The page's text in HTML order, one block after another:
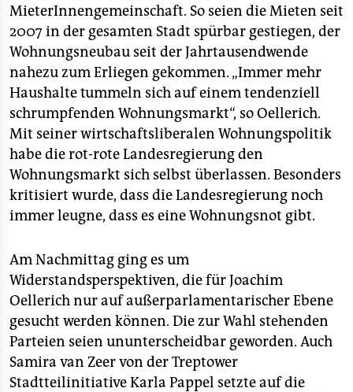
MieterInnengemeinschaft. So seien die Mieten seit
2007 in der gesamten Stadt spürbar gestiegen, der
Wohnungsneubau seit der Jahrtausendwende
nahezu zum Erliegen gekommen. „Immer mehr
Haushalte tummeln sich auf einem tendenziell
schrumpfenden Wohnungsmarkt“, so Oellerich.
Mit seiner wirtschaftsliberalen Wohnungspolitik
habe die rot-rote Landesregierung den
Wohnungsmarkt sich selbst überlassen. Besonders
kritisiert wurde, dass die Landesregierung noch
immer leugne, dass es eine Wohnungsnot gibt.
Am Nachmittag ging es um
Widerstandsperspektiven, die für Joachim
Oellerich nur auf außerparlamentarischer Ebene
gesucht werden können. Die zur Wahl stehenden
Parteien seien ununterscheidbar geworden. Auch
Samira van Zeer von der Treptower
Stadtteilinitiative Karla Pappel setzte auf die